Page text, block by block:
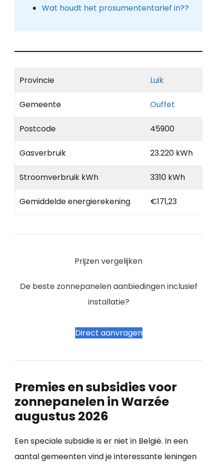
Wat houdt het prosumententarief in??
Provincie Luik
Gemeente Ouffet
Postcode 45900
Gasverbruik 23.220 kWh
Stroomverbruik kWh 3310 kWh
Gemiddelde energierekening €171,23
Prijzen vergelijken
De beste zonnepanelen aanbiedingen inclusief
installatie?
Direct aanvragen
Premies en subsidies voor
zonnepanelen in Warzée
augustus 2026
Een speciale subsidie is er niet in België. In een
aantal gemeenten vind je interessante leningen